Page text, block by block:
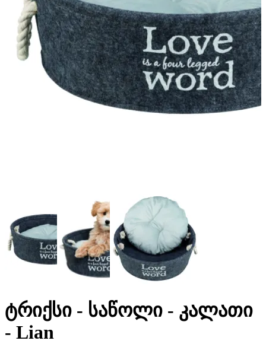
ტრიქსი - საწოლი - კალათი
- Lian